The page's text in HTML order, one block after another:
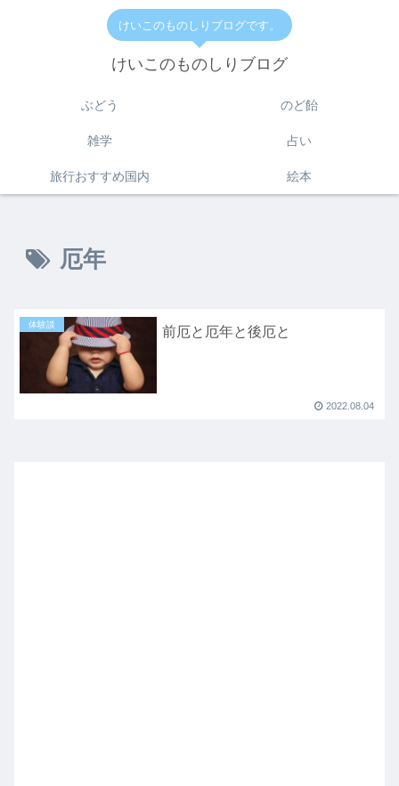
けいこのものしりブログです。
けいこのものしりブログ
ぶどう のど飴
雑学 占い
旅行おすすめ国内 絵本
厄年
体験談 前厄と厄年と後厄と
2022.08.04